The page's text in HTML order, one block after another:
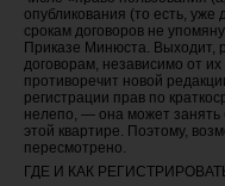
опубликования (то есть, уже
срокам договоров не
Приказе Минюста. Выходит,
договорам, независимо от
противоречит новой
регистрации прав по
нелепо, — она может
этой квартире. Поэтому,
пересмотрено.
ГДЕ И КАК